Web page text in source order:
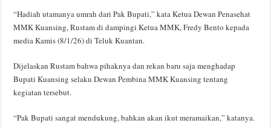
“Hadiah utamanya umrah dari Pak Bupati,” kata Ketua Dewan Penasehat
MMK Kuansing, Rustam di dampingi Ketua MMK, Fredy Bento kepada
media Kamis (8/1/26) di Teluk Kuantan.
Dijelaskan Rustam bahwa pihaknya dan rekan baru saja menghadap
Bupati Kuansing selaku Dewan Pembina MMK Kuansing tentang
kegiatan tersebut.
“Pak Bupati sangat mendukung, bahkan akan ikut meramaikan,” katanya.